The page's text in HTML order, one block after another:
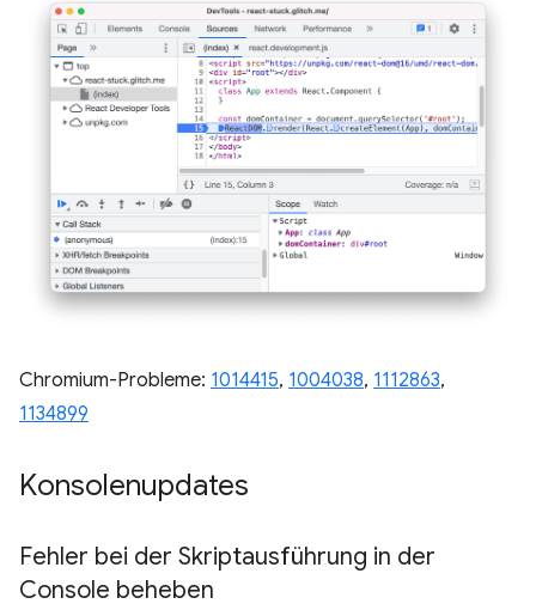
Chromium-Probleme: 1014415, 1004038, 1112863,
1134899
Konsolenupdates
Fehler bei der Skriptausführung in der
Console beheben